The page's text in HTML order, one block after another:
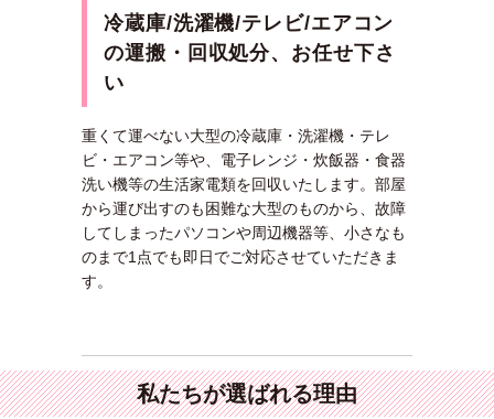
冷蔵庫/洗濯機/テレビ/エアコン
の運搬・回収処分、お任せ下さ
い
重くて運べない大型の冷蔵庫・洗濯機・テレ
ビ・エアコン等や、電子レンジ・炊飯器・食器
洗い機等の生活家電類を回収いたします。部屋
から運び出すのも困難な大型のものから、故障
してしまったパソコンや周辺機器等、小さなも
のまで1点でも即日でご対応させていただきま
す。
私たちが選ばれる理由